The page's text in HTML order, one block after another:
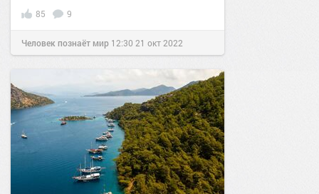
85 9
Человек познаёт мир 12:30 21 окт 2022